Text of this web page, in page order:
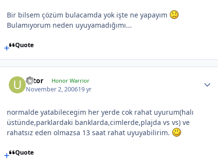
Bir bilsem çözüm bulacamda yok işte ne yapayım
Bulamıyorum neden uyuyamadığımı...
Quote
Ultor Honor Warrior
November 2, 200619 yr
normalde yatabilecegim her yerde cok rahat uyurum(halı
üstünde,parklardaki banklarda,cimlerde,plajda vs vs) ve
rahatsız eden olmazsa 13 saat rahat uyuyabilirim.
Quote